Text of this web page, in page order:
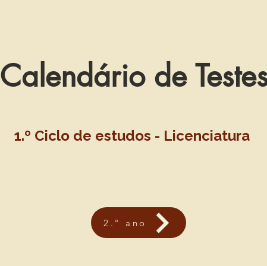
Calendário de
1.º Ciclo de estudos - Licenciatura
2.º ano